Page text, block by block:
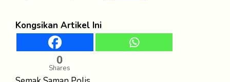
Kongsikan Artikel Ini
0
Shares